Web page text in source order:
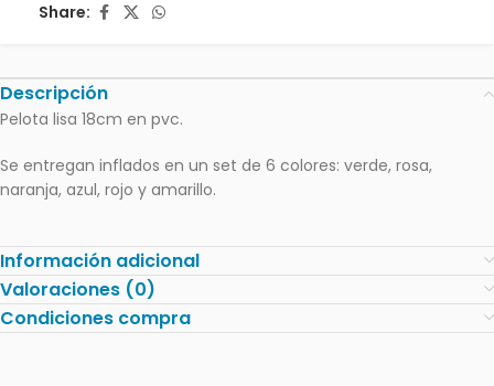
Share:
Descripción
Pelota lisa 18cm en pvc.
Se entregan inflados en un set de 6 colores: verde, rosa,
naranja, azul, rojo y amarillo.
Información adicional
Valoraciones (0)
Condiciones compra